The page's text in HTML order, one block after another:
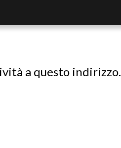
a questo indirizzo.